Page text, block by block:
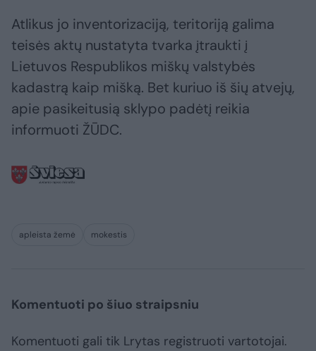
Atlikus jo inventorizaciją, teritoriją galima
teisės aktų nustatyta tvarka įtraukti į
Lietuvos Respublikos miškų valstybės
kadastrą kaip mišką. Bet kuriuo iš šių atvejų,
apie pasikeitusią sklypo padėtį reikia
informuoti ŽŪDC.
apleista žemė mokestis
Komentuoti po šiuo straipsniu
Komentuoti gali tik Lrytas registruoti vartotojai.